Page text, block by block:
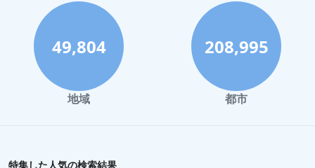
49,804
地域
208,995
都市
特集した人気の検索結果